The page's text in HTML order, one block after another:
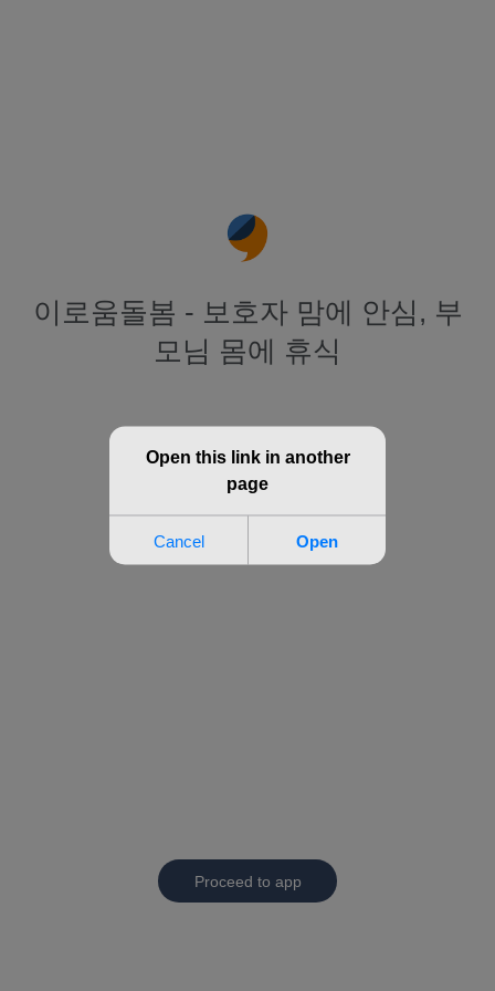
이로움돌봄 - 보호자 맘에 안심, 부
모님 몸에 휴식
Proceed to app